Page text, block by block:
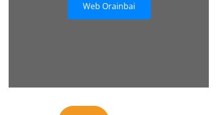
Web Orainbai